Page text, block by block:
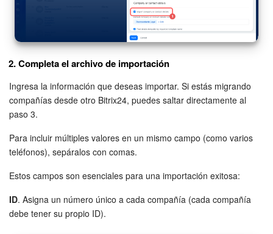
Actualización de los artículos (archivo)
INICIAR SESIÓN
2. Completa el archivo de importación
Ingresa la información que deseas importar. Si estás migrando
compañías desde otro Bitrix24, puedes saltar directamente al
paso 3.
Para incluir múltiples valores en un mismo campo (como varios
teléfonos), sepáralos con comas.
Estos campos son esenciales para una importación exitosa:
ID. Asigna un número único a cada compañía (cada compañía
debe tener su propio ID).